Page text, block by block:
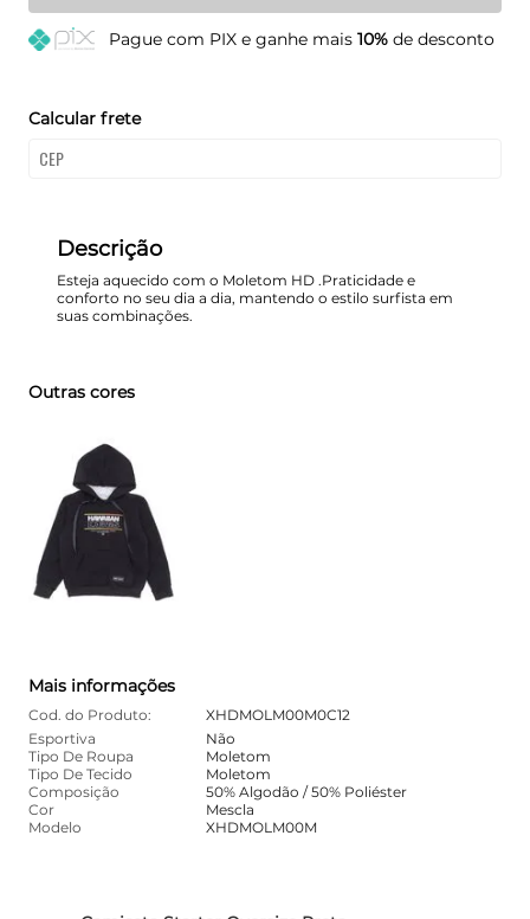
Pague com PIX e ganhe mais 10%de desconto
Calcular frete
Descrição
Esteja aquecido com o Moletom HD .Praticidade e
conforto no seu dia a dia, mantendo o estilo surfista em
suas combinações.
Outras cores
Mais informações
Cod. do Produto:
XHDMOLM00M0C12
Esportiva
Não
Tipo De Roupa
Moletom
Tipo De Tecido
Moletom
Composição
50% Algodão / 50% Poliéster
Cor
Mescla
Modelo
XHDMOLM00M